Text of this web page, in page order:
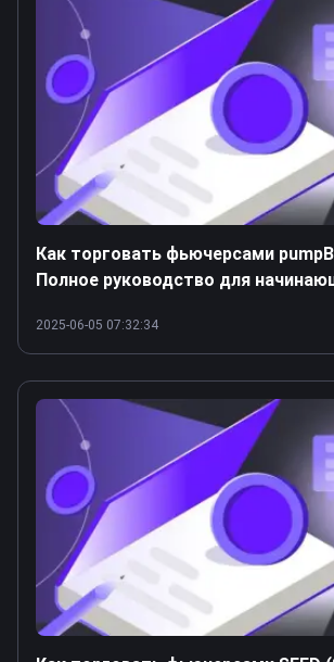
Как торговать фьючерсами
Полное руководство для
2025-06-05 07:32:34